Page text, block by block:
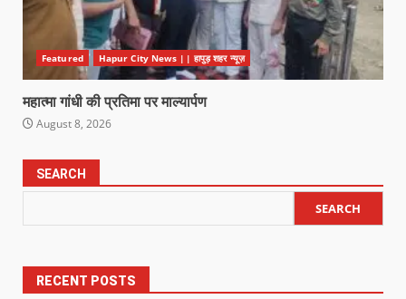
Featured Hapur City News || हापुड़ शहर न्यूज़
महात्मा गांधी की प्रतिमा पर माल्यार्पण
August 8, 2026
SEARCH
SEARCH
RECENT POSTS